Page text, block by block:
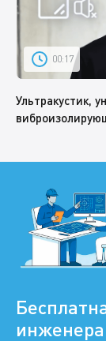
00:17
Ультракустик,